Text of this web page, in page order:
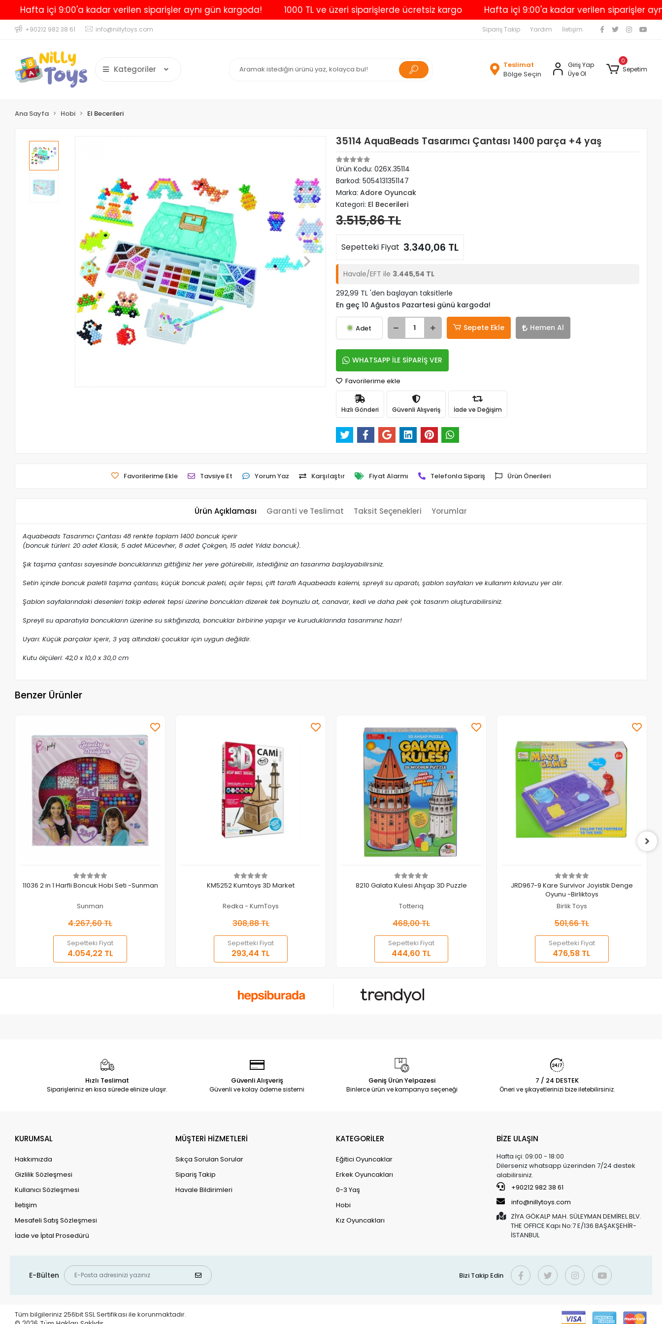
içi 9:00'a kadar verilen siparişler aynı gün kargoda! 1000 TL ve üzeri siparişlerde ücretsiz kargo Hafta içi 9:00'a kadar verilen siparişler aynı
+90212 982 38 61 info@nillytoys.com Sipariş Takip Yardım İletişim
Kategoriler
Teslimat
Bölge Seçin
Giriş Yap
Üye Ol
0
Sepetim
Ana Sayfa Hobi El Becerileri
35114 AquaBeads Tasarımcı Çantası 1400 parça +4 yaş
Ürün Kodu: 026X.35114
Barkod: 5054131351147
Marka: Adore Oyuncak
Kategori: El Becerileri
3.515,86 TL
Sepetteki Fiyat 3.340,06 TL
Havale/EFT ile 3.445,54 TL
292,99 TL 'den başlayan taksitlerle
En geç 10 Ağustos Pazartesi günü kargoda!
Adet Sepete Ekle Hemen Al
WHATSAPP İLE SİPARİŞ VER
Favorilerime ekle
Hızlı Gönderi Güvenli Alışveriş İade ve Değişim
Favorilerime Ekle Tavsiye Et Yorum Yaz Karşılaştır Fiyat Alarmı Telefonla Sipariş Ürün Önerileri
Ürün Açıklaması Garanti ve Teslimat Taksit Seçenekleri Yorumlar
Aquabeads Tasarımcı Çantası 48 renkte toplam 1400 boncuk içerir
(boncuk türleri: 20 adet Klasik, 5 adet Mücevher, 8 adet Çokgen, 15 adet Yıldız boncuk).
Şık taşıma çantası sayesinde boncuklarınızı gittiğiniz her yere götürebilir, istediğiniz an tasarıma başlayabilirsiniz.
Setin içinde boncuk paletli taşıma çantası, küçük boncuk paleti, açılır tepsi, çift taraflı Aquabeads kalemi, spreyli su aparatı, şablon sayfaları ve kullanım kılavuzu yer alır.
Şablon sayfalarındaki desenleri takip ederek tepsi üzerine boncukları dizerek tek boynuzlu at, canavar, kedi ve daha pek çok tasarım oluşturabilirsiniz.
Spreyli su aparatıyla boncukların üzerine su sıktığınızda, boncuklar birbirine yapışır ve kuruduklarında tasarımınız hazır!
Uyarı: Küçük parçalar içerir, 3 yaş altındaki çocuklar için uygun değildir.
Kutu ölçüleri: 42,0 x 10,0 x 30,0 cm
Benzer Ürünler
Sepete Ekle
11036 2 in 1 Harfli Boncuk Hobi Seti -Sunman
Sunman
4.267,60 TL
Sepetteki Fiyat
4.054,22 TL
Sepete Ekle
KM5252 Kumtoys 3D Market
Redka - KumToys
308,88 TL
Sepetteki Fiyat
293,44 TL
Sepete Ekle
8210 Galata Kulesi Ahşap 3D Puzzle
Totteriq
468,00 TL
Sepetteki Fiyat
444,60 TL
Sepete Ekle
JRD967-9 Kare Survivor Joyistik Denge
Oyunu -Birliktoys
Birlik Toys
501,66 TL
Sepetteki Fiyat
476,58 TL
Hızlı Teslimat
Siparişleriniz en kısa sürede elinize ulaşır.
Güvenli Alışveriş
Güvenli ve kolay ödeme sistemi
Geniş Ürün Yelpazesi
Binlerce ürün ve kampanya seçeneği
7 / 24 DESTEK
Öneri ve şikayetlerinizi bize iletebilirsiniz.
KURUMSAL
Hakkımızda
Gizlilik Sözleşmesi
Kullanıcı Sözleşmesi
İletişim
Mesafeli Satış Sözleşmesi
İade ve İptal Prosedürü
MÜŞTERİ HİZMETLERİ
Sıkça Sorulan Sorular
Sipariş Takip
Havale Bildirimleri
KATEGORİLER
Eğitici Oyuncaklar
Erkek Oyuncakları
0-3 Yaş
Hobi
Kız Oyuncakları
BİZE ULAŞIN
Hafta içi: 09:00 - 18:00
Dilerseniz whatsapp üzerinden 7/24 destek
alabilirsiniz.
+90212 982 38 61
info@nillytoys.com
ZİYA GÖKALP MAH. SÜLEYMAN DEMİREL BLV.
THE OFFICE Kapı No:7 E/136 BAŞAKŞEHİR-
İSTANBUL
E-Bülten Bizi Takip Edin
Tüm bilgileriniz 256bit SSL Sertifikası ile korunmaktadır.